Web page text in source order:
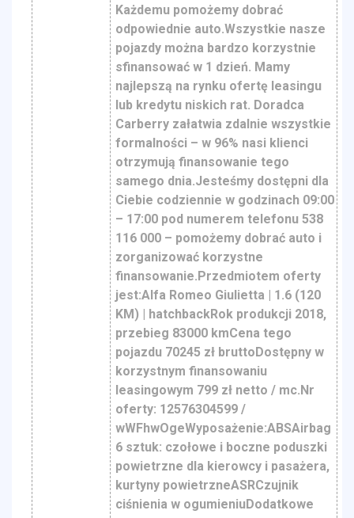
Każdemu pomożemy dobrać
odpowiednie auto.Wszystkie nasze
pojazdy można bardzo korzystnie
sfinansować w 1 dzień. Mamy
najlepszą na rynku ofertę leasingu
lub kredytu niskich rat. Doradca
Carberry załatwia zdalnie wszystkie
formalności – w 96% nasi klienci
otrzymują finansowanie tego
samego dnia.Jesteśmy dostępni dla
Ciebie codziennie w godzinach 09:00
– 17:00 pod numerem telefonu 538
116 000 – pomożemy dobrać auto i
zorganizować korzystne
finansowanie.Przedmiotem oferty
jest:Alfa Romeo Giulietta | 1.6 (120
KM) | hatchbackRok produkcji 2018,
przebieg 83000 kmCena tego
pojazdu 70245 zł bruttoDostępny w
korzystnym finansowaniu
leasingowym 799 zł netto / mc.Nr
oferty: 12576304599 /
wWFhwOgeWyposażenie:ABSAirbag
6 sztuk: czołowe i boczne poduszki
powietrzne dla kierowcy i pasażera,
kurtyny powietrzneASRCzujnik
ciśnienia w ogumieniuDodatkowe